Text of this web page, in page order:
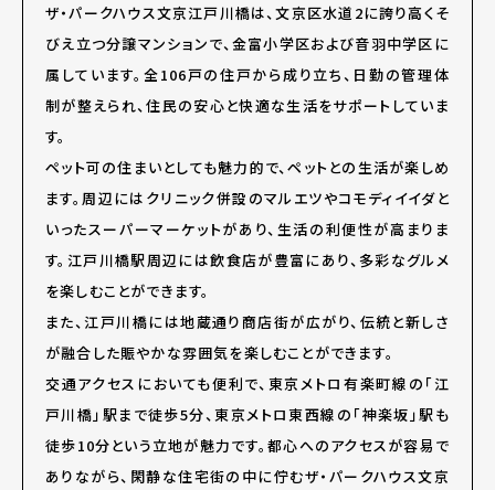
ザ・パークハウス文京江戸川橋は、文京区水道2に誇り高くそ
びえ立つ分譲マンションで、金富小学区および音羽中学区に
属しています。全106戸の住戸から成り立ち、日勤の管理体
制が整えられ、住民の安心と快適な生活をサポートしていま
す。
ペット可の住まいとしても魅力的で、ペットとの生活が楽しめ
ます。周辺にはクリニック併設のマルエツやコモディイイダと
いったスーパーマーケットがあり、生活の利便性が高まりま
す。江戸川橋駅周辺には飲食店が豊富にあり、多彩なグルメ
を楽しむことができます。
また、江戸川橋には地蔵通り商店街が広がり、伝統と新しさ
が融合した賑やかな雰囲気を楽しむことができます。
交通アクセスにおいても便利で、東京メトロ有楽町線の「江
戸川橋」駅まで徒歩5分、東京メトロ東西線の「神楽坂」駅も
徒歩10分という立地が魅力です。都心へのアクセスが容易で
ありながら、閑静な住宅街の中に佇むザ・パークハウス文京